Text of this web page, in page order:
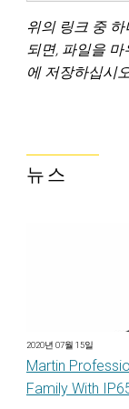
위의 링크 중
되면, 파일을
에 저장하십시
뉴스
2020년 07월 15일
Martin
Family With